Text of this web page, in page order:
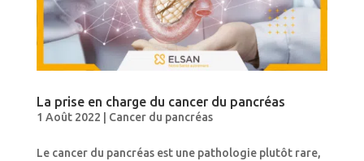
La prise en charge du cancer du pancréas
1 Août 2022 Cancer du pancréas
Le cancer du pancréas est une pathologie plutôt rare,